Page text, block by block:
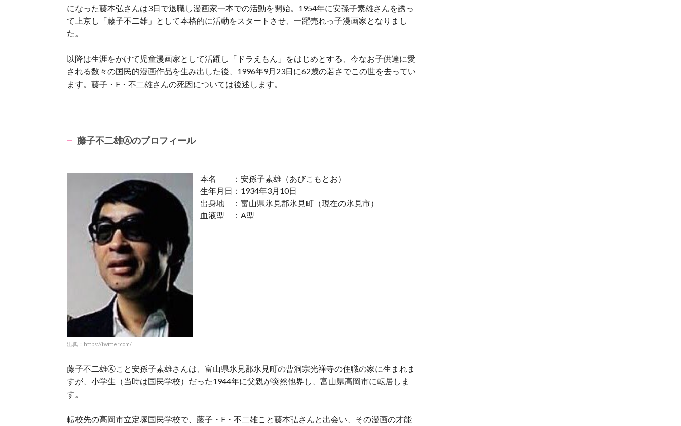
になった藤本弘さんは3日で退職し漫画家一本での活動を開始。1954年に安孫子素雄さんを誘っ
て上京し「藤子不二雄」として本格的に活動をスタートさせ、一躍売れっ子漫画家となりまし
た。
以降は生涯をかけて児童漫画家として活躍し「ドラえもん」をはじめとする、今なお子供達に愛
される数々の国民的漫画作品を生み出した後、1996年9月23日に62歳の若さでこの世を去ってい
ます。藤子・F・不二雄さんの死因については後述します。
藤子不二雄Ⓐのプロフィール
出典：https://twitter.com/
本名 ：安孫子素雄（あびこもとお）
生年月日：1934年3月10日
出身地 ：富山県氷見郡氷見町（現在の氷見市）
血液型 ：A型
藤子不二雄Ⓐこと安孫子素雄さんは、富山県氷見郡氷見町の曹洞宗光禅寺の住職の家に生まれま
すが、小学生（当時は国民学校）だった1944年に父親が突然他界し、富山県高岡市に転居しま
す。
転校先の高岡市立定塚国民学校で、藤子・F・不二雄こと藤本弘さんと出会い、その漫画の才能